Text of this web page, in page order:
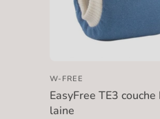
W-FREE
EasyFree TE3 couche
laine